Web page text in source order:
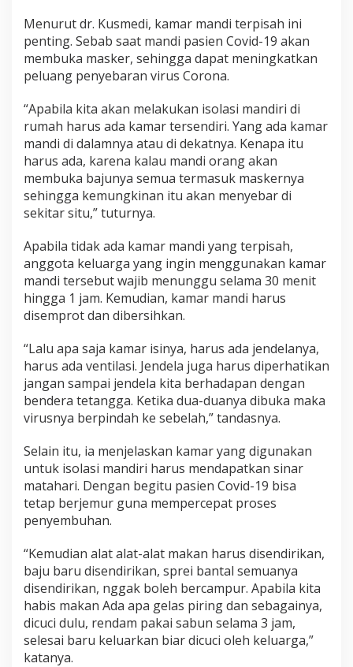
Menurut dr. Kusmedi, kamar mandi terpisah ini
penting. Sebab saat mandi pasien Covid-19 akan
membuka masker, sehingga dapat meningkatkan
peluang penyebaran virus Corona.
“Apabila kita akan melakukan isolasi mandiri di
rumah harus ada kamar tersendiri. Yang ada kamar
mandi di dalamnya atau di dekatnya. Kenapa itu
harus ada, karena kalau mandi orang akan
membuka bajunya semua termasuk maskernya
sehingga kemungkinan itu akan menyebar di
sekitar situ,” tuturnya.
Apabila tidak ada kamar mandi yang terpisah,
anggota keluarga yang ingin menggunakan kamar
mandi tersebut wajib menunggu selama 30 menit
hingga 1 jam. Kemudian, kamar mandi harus
disemprot dan dibersihkan.
“Lalu apa saja kamar isinya, harus ada jendelanya,
harus ada ventilasi. Jendela juga harus diperhatikan
jangan sampai jendela kita berhadapan dengan
bendera tetangga. Ketika dua-duanya dibuka maka
virusnya berpindah ke sebelah,” tandasnya.
Selain itu, ia menjelaskan kamar yang digunakan
untuk isolasi mandiri harus mendapatkan sinar
matahari. Dengan begitu pasien Covid-19 bisa
tetap berjemur guna mempercepat proses
penyembuhan.
“Kemudian alat alat-alat makan harus disendirikan,
baju baru disendirikan, sprei bantal semuanya
disendirikan, nggak boleh bercampur. Apabila kita
habis makan Ada apa gelas piring dan sebagainya,
dicuci dulu, rendam pakai sabun selama 3 jam,
selesai baru keluarkan biar dicuci oleh keluarga,”
katanya.